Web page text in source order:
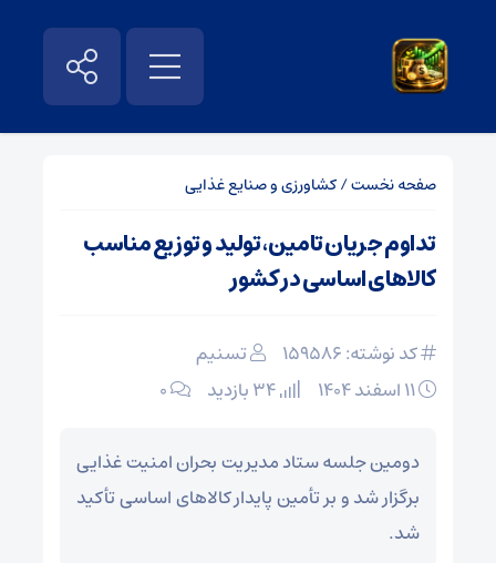
صفحه نخست/کشاورزی و صنایع غذایی
تداوم جریان تامین، تولید و توزیع مناسب
کالاهای اساسی در کشور
کد نوشته: 159586
تسنیم
۰
دومین جلسه ستاد مدیریت بحران امنیت غذایی
برگزار شد و بر تأمین پایدار کالاهای اساسی تأکید
شد.